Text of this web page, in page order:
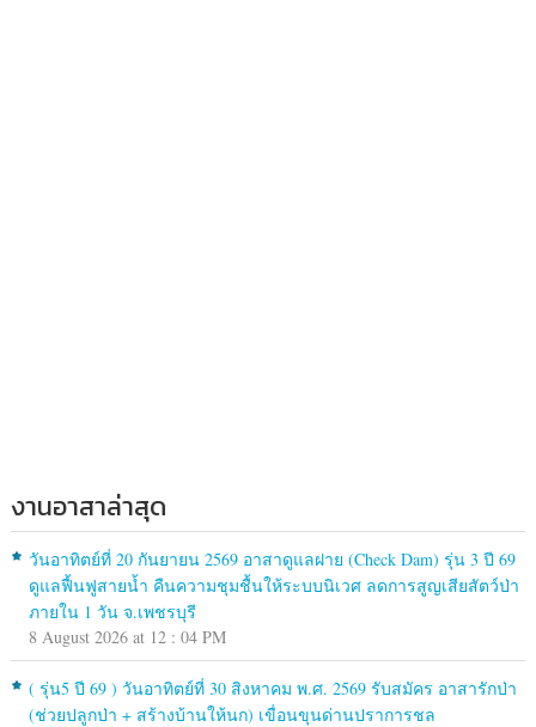
งานอาสาล่าสุด
วันอาทิตย์ที่ 20 กันยายน 2569 อาสาดูแลฝาย (Check Dam) รุ่น 3 ปี 69
ดูแลฟื้นฟูสายน้ำ คืนความชุมชื้นให้ระบบนิเวศ ลดการสูญเสียสัตว์ป่า
ภายใน 1 วัน จ.เพชรบุรี
8 August 2026 at 12 : 04 PM
( รุ่น5 ปี 69 ) วันอาทิตย์ที่ 30 สิงหาคม พ.ศ. 2569 รับสมัคร อาสารักป่า
(ช่วยปลูกป่า + สร้างบ้านให้นก) เขื่อนขุนด่านปราการชล